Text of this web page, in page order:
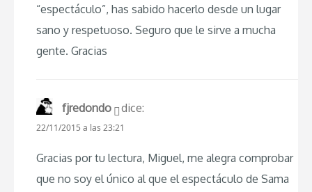
“espectáculo”, has sabido hacerlo desde un lugar
sano y respetuoso. Seguro que le sirve a mucha
gente. Gracias
fjredondo dice:
22/11/2015 a las 23:21
Gracias por tu lectura, Miguel, me alegra comprobar
que no soy el único al que el espectáculo de Sama